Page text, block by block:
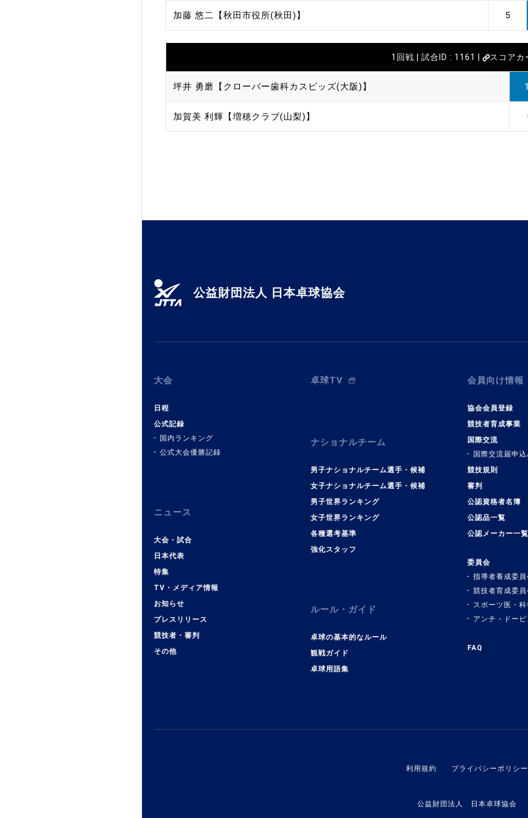
加藤 悠二【秋田市役所(秋田)】 5
1回戦 | 試合ID : 1161 | スコアカ
坪井 勇磨【クローバー歯科カスピッズ(大阪)】
加賀美 利輝【増穂クラブ(山梨)】
公益財団法人 日本卓球協会
大会
日程
公式記録
国内ランキング
公式大会優勝記録
ニュース
大会・試合
日本代表
特集
TV・メディア情報
お知らせ
プレスリリース
競技者・審判
その他
卓球TV
ナショナルチーム
男子ナショナルチーム選手・候補
女子ナショナルチーム選手・候補
男子世界ランキング
女子世界ランキング
各種選考基準
強化スタッフ
ルール・ガイド
卓球の基本的なルール
観戦ガイド
卓球用語集
会員向け情報
協会会員登録
競技者育成事業
国際交流
国際交流届申
競技規則
審判
公認資格者名簿
公認品一覧
公認メーカー一覧
委員会
指導者養成委員
競技者育成委員
スポーツ医・
アンチ・ドー
FAQ
利用規約 プライバシーポリシー
公益財団法人 日本卓球協会